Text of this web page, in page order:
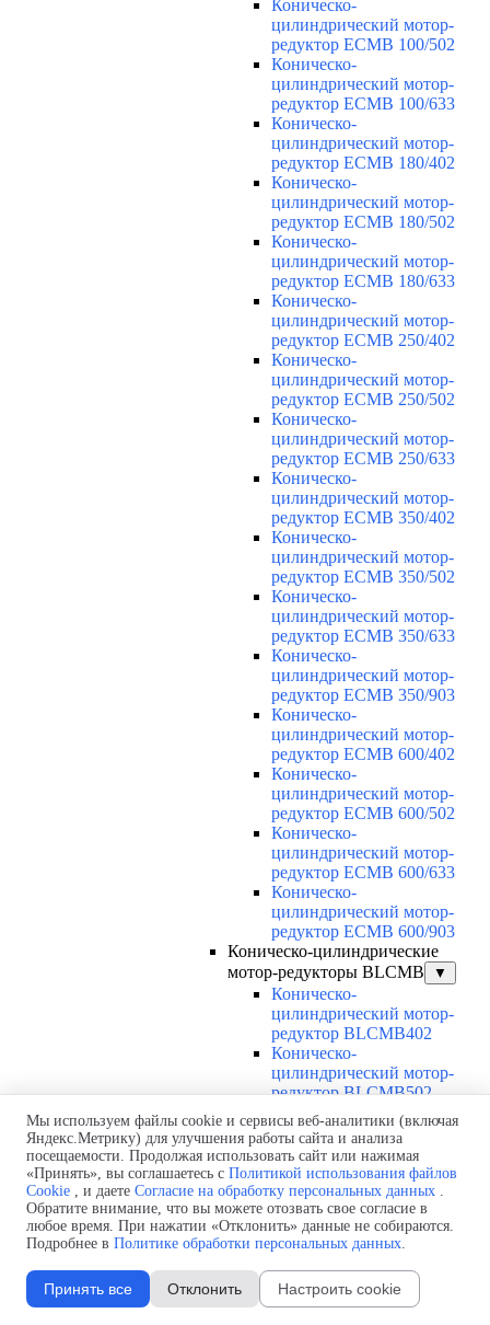
Коническо-
цилиндрический мотор-
редуктор ECMB 100/502
Коническо-
цилиндрический мотор-
редуктор ECMB 100/633
Коническо-
цилиндрический мотор-
редуктор ECMB 180/402
Коническо-
цилиндрический мотор-
редуктор ECMB 180/502
Коническо-
цилиндрический мотор-
редуктор ECMB 180/633
Коническо-
цилиндрический мотор-
редуктор ECMB 250/402
Коническо-
цилиндрический мотор-
редуктор ECMB 250/502
Коническо-
цилиндрический мотор-
редуктор ECMB 250/633
Коническо-
цилиндрический мотор-
редуктор ECMB 350/402
Коническо-
цилиндрический мотор-
редуктор ECMB 350/502
Коническо-
цилиндрический мотор-
редуктор ECMB 350/633
Коническо-
цилиндрический мотор-
редуктор ECMB 350/903
Коническо-
цилиндрический мотор-
редуктор ECMB 600/402
Коническо-
цилиндрический мотор-
редуктор ECMB 600/502
Коническо-
цилиндрический мотор-
редуктор ECMB 600/633
Коническо-
цилиндрический мотор-
редуктор ECMB 600/903
Коническо-цилиндрические
мотор-редукторы BLCMB
▼
Коническо-
цилиндрический мотор-
редуктор BLCMB402
Коническо-
цилиндрический мотор-
редуктор BLCMB502
Коническо-цилиндрические
мотор-редукторы NDCMB
Коническо-
цилиндрический мотор-
редуктор NDCMB 120/402
Коническо-
цилиндрический мотор-
редуктор NDCMB 120/502
Коническо-
цилиндрический мотор-
редуктор NDCMB 120/633
Мы используем файлы cookie и сервисы веб-аналитики (включая
Яндекс.Метрику) для улучшения работы сайта и анализа
посещаемости. Продолжая использовать сайт или нажимая
«Принять», вы соглашаетесь с Политикой использования файлов
Cookie , и даете Согласие на обработку персональных данных .
Обратите внимание, что вы можете отозвать свое согласие в
любое время. При нажатии «Отклонить» данные не собираются.
Подробнее в Политике обработки персональных данных.
Принять все Отклонить Настроить cookie